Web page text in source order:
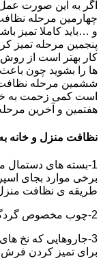
اگر به این صورت عمل
چهارمین مرحله
و …باید کاملا تمیز
پنجمین مرحله تمیز
کار بهتر است از روش
ها را بشوید چون
ششمین مرحله نظافت
است کمی زحمت به
هفتمین و آخرین
نظافت منزل و خانه
1-بسته های دستمال
برخی موارد بجای
طریقه ی نظافت منزل
2-چوب مخصوص گردگیری:برای گردگیری کردن گوشه های بلند و کناره هایی که دسترسی به آن سخت است استفاده می شود بهتر از در سر این چوب یک دستمال میکروفایبر وصل کنید.
3-جاروهایی که نخ
برای تمیز کردن فرش